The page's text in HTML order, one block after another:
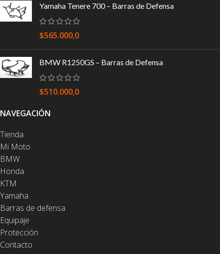
Yamaha Tenere 700 – Barras de Defensa
$565.000,0
BMW R1250GS – Barras de Defensa
$510.000,0
NAVEGACIÓN
Tienda
Mi Moto
BMW
Honda
KTM
Yamaha
Barras de defensa
Equipaje
Protección
Contacto